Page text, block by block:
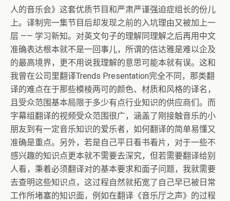
人的音乐会》这套优质节目和严肃严谨强迫症组长的份儿
上。译制完一集节目后却发现之前的入坑理由又被加上一
层 —— 学习新知。对英文句子的理解同理解之后再用中文
准确表达根本就不是一回事儿，所谓的信达雅是难以企及
的最高境界，更不用说我理解的意思可能本就有误。这和
我曾在公司里翻译Trends Presentation完全不同，那类翻
译的难点在于那些模棱两可的颜色、材质和风格的译名，
且受众范围基本局限于多少有点行业知识的供应商们。而
字幕组翻译的视频受众范围很广，涵盖了刚接触音乐的小
朋友到有一定音乐知识的爱乐者，如何翻译的简单易懂又
准确是重点。另外，若是自己平日看书看片，对于一些不
感兴趣的知识点更本就不需要去深究，但若需要翻译给别
人看，秉着必须翻译对的基本要求和面子问题，我就需要
去查明这些知识点，这过程自然就拓宽了自己早已被日常
工作所堵塞的知识面，例如在翻译《音乐厅之声》的过程